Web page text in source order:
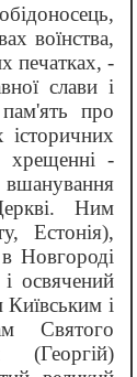
воїнства,
печатках, -
слави і
про
історичних
хрещенні -
Ним
Естонія),
Новгороді
освячений
і
Святого
(Георгій)